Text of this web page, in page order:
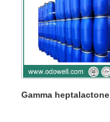
Gamma heptalactone